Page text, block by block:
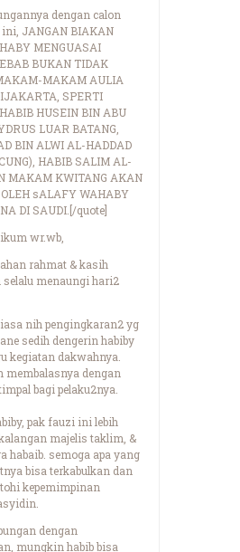
dengan calon
ini, JANGAN BIAKAN
MENGUASAI
BUKAN TIDAK
MAKAM AULIA
SPERTI
HUSEIN BIN ABU
LUAR BATANG,
BIN ALWI AL-HADDAD
HABIB SALIM AL-
MAKAM KWITANG AKAN
sALAFY WAHABY
DI SAUDI.[/quote]
wr.wb,
rahmat & kasih
selalu menaungi hari2
nih pengingkaran2 yg
sedih dengerin habiby
kegiatan dakwahnya.
membalasnya dengan
bagi pelaku2nya.
pak fauzi ini lebih
majelis taklim, &
habaib. semoga apa yang
bisa terkabulkan dan
kepemimpinan
dengan
mungkin habib bisa